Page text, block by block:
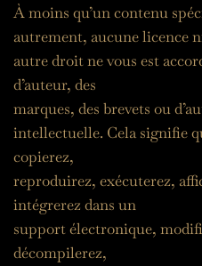
À moins qu’un contenu
autrement, aucune licence
autre droit ne vous est
d’auteur, des
marques, des brevets ou
intellectuelle. Cela signifie
copierez,
reproduirez, exécuterez,
intégrerez dans un
support électronique,
décompilerez,